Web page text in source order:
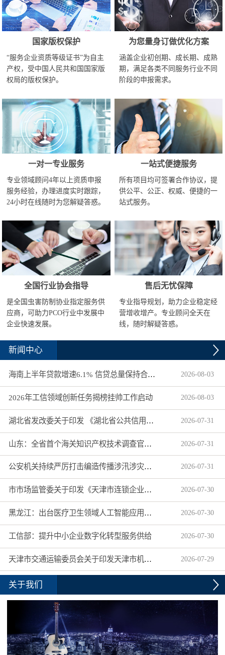
国家版权保护
“服务企业资质等级证书”为自主
产权，受中国人民共和国国家版
权局的版权保护。
为您量身订做优化方案
涵盖企业初创期、成长期、成熟
期，满足各类不同服务行业不同
阶段的申报需求。
一对一专业服务
专业领域顾问4年以上资质申报
服务经验，办理进度实时跟踪，
24小时在线随时为您解疑答惑。
一站式便捷服务
所有项目均可签署合作协议，提
供公平、公正、权威、便捷的一
站式服务。
全国行业协会指导
是全国虫害防制协业指定服务供
应商，可助力PCO行业中发展中
企业快速发展。
售后无忧保障
专业指导规划，助力企业稳定经
营增收增产。专业顾问全天在
线，随时解疑答惑。
新闻中心
海南上半年贷款增速6.1% 信贷总量保持合理平稳增长 2026-08-03
2026年工信领域创新任务揭榜挂帅工作启动 2026-08-03
湖北省发改委关于印发 《湖北省公共信用信息目录（2026年版）》的通知 2026-07-31
山东：全省首个海关知识产权技术调查官制度落地济南自贸片区 2026-07-31
公安机关持续严厉打击编造传播涉汛涉灾网络谣言 2026-07-31
市市场监管委关于印发《天津市连锁企业食品经营许可“先证后核”信用承诺审批实施办法》的通知 2026-07-30
黑龙江：出台医疗卫生领域人工智能应用工作实施方案 2026-07-30
工信部：提升中小企业数字化转型服务供给 2026-07-30
天津市交通运输委员会关于印发天津市机动车驾驶员培训机构及教练员综合信用评价管理办法的通知 2026-07-29
关于我们